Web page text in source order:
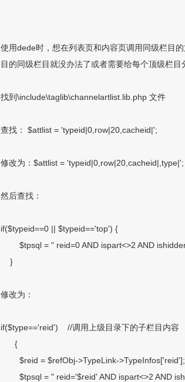
使用dede时，想在列表页和内容页调用同级栏目
目的同级栏目就没办法了或者需要给每个顶级栏
找到\include\taglib\channelartlist.lib.php 文件
查找： $attlist = 'typeid|0,row|20,cacheid|';
修改为：$attlist = 'typeid|0,row|20,cacheid|,type|';
然后查找：
if($typeid==0 || $typeid=='top') {
$tpsql = " reid=0 AND ispart<>2 AND
}
修改为：
if($type=='reid')
//调用上级目录下的子栏目内容
{
$reid = $refObj->TypeLink->TypeInfos['reid'];
$tpsql = " reid='$reid' AND ispart<>2 AND